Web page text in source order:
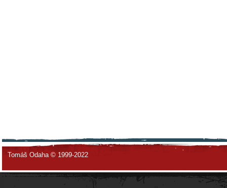
Tomáš Odaha © 1999-2022